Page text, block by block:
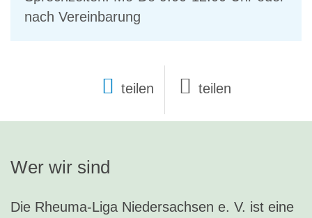
nach Vereinbarung
teilen
Wer wir sind
Die Rheuma-Liga Niedersachsen e. V. ist eine